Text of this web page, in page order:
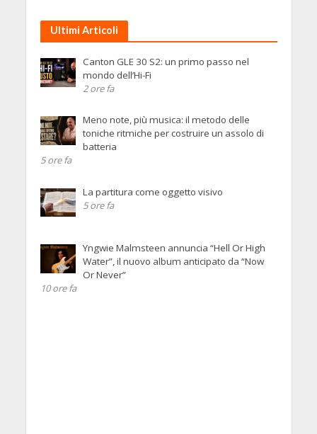
Ultimi Articoli
Canton GLE 30 S2: un primo passo nel
mondo dell’Hi-Fi
2 ore fa
Meno note, più musica: il metodo delle
toniche ritmiche per costruire un assolo di
batteria
5 ore fa
La partitura come oggetto visivo
5 ore fa
Yngwie Malmsteen annuncia “Hell Or High
Water”, il nuovo album anticipato da “Now
Or Never”
10 ore fa